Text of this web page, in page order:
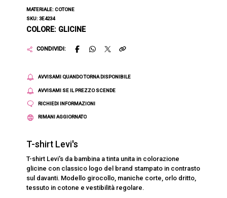
MATERIALE: COTONE
SKU: 3E4234
COLORE: GLICINE
CONDIVIDI:
AVVISAMI QUANDO TORNA DISPONIBILE
AVVISAMI SE IL PREZZO SCENDE
RICHIEDI INFORMAZIONI
RIMANI AGGIORNATO
T-shirt Levi's
T-shirt Levi's da bambina a tinta unita in colorazione
glicine con classico logo del brand stampato in contrasto
sul davanti. Modello girocollo, maniche corte, orlo dritto,
tessuto in cotone e vestibilità regolare.